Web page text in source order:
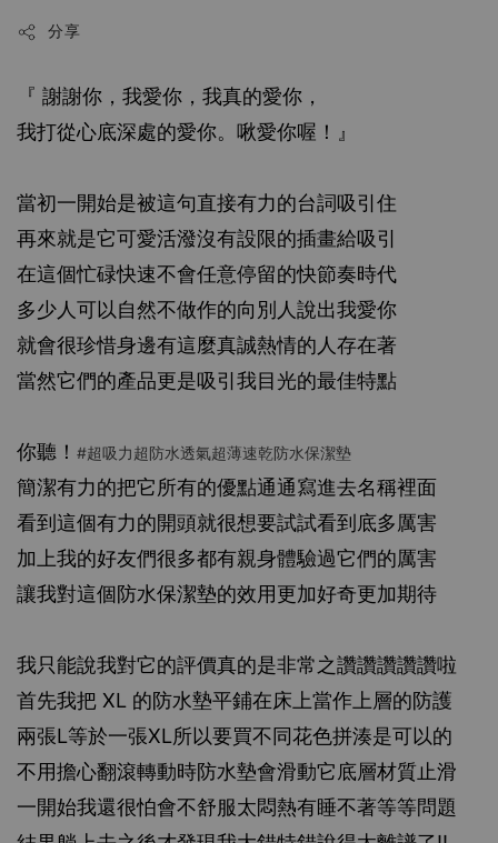
分享
『 謝謝你，我愛你，我真的愛你，
我打從心底深處的愛你。啾愛你喔！』
當初一開始是被這句直接有力的台詞吸引住
再來就是它可愛活潑沒有設限的插畫給吸引
在這個忙碌快速不會任意停留的快節奏時代
多少人可以自然不做作的向別人說出我愛你
就會很珍惜身邊有這麼真誠熱情的人存在著
當然它們的產品更是吸引我目光的最佳特點
你聽！ #超吸力超防水透氣超薄速乾防水保潔墊
簡潔有力的把它所有的優點通通寫進去名稱裡面
看到這個有力的開頭就很想要試試看到底多厲害
加上我的好友們很多都有親身體驗過它們的厲害
讓我對這個防水保潔墊的效用更加好奇更加期待
我只能說我對它的評價真的是非常之讚讚讚讚讚啦
首先我把 XL 的防水墊平鋪在床上當作上層的防護
兩張L等於一張XL所以要買不同花色拼湊是可以的
不用擔心翻滾轉動時防水墊會滑動它底層材質止滑
一開始我還很怕會不舒服太悶熱有睡不著等等問題